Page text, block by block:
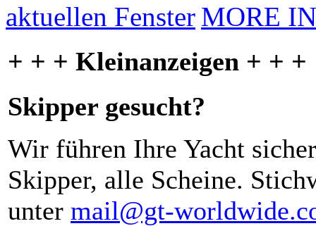
MORE
+ + + Kleinanzeigen + + +
Skipper gesucht?
Wir führen Ihre Yacht
Skipper, alle Scheine.
unter mail@gt-